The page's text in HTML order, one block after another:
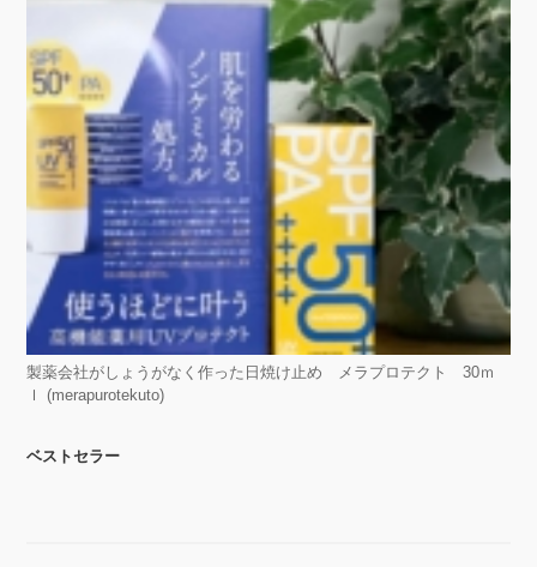
製薬会社がしょうがなく作った日焼け止め メラプロテクト 30ｍ
ｌ (merapurotekuto)
ベストセラー